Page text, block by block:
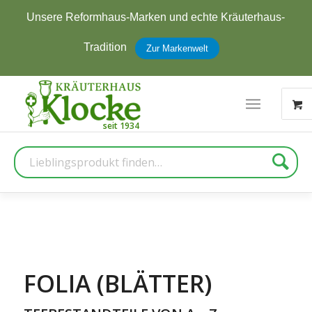
Jetzt zum Newsletter anmelden und5 € Rabatt
erhalten Zur Anmeldung
Suche
FOLIA (BLÄTTER)